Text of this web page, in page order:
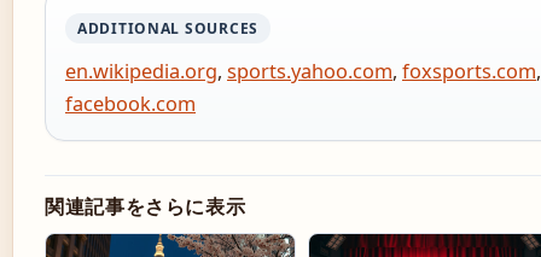
ADDITIONAL SOURCES
en.wikipedia.org, sports.yahoo.com, foxsports.com
facebook.com
関連記事をさらに表示